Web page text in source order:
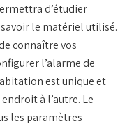
d’étudier
le matériel utilisé.
connaître vos
l’alarme de
est unique et
à l’autre. Le
les paramètres